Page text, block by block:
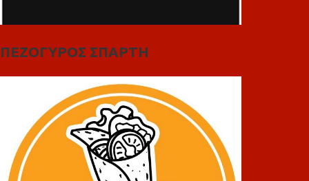
ΠΕΖΟΓΥΡΟΣ ΣΠΑΡΤΗ